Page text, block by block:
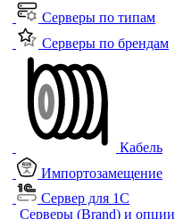
Серверы по типам
Серверы по брендам
Кабель
Импортозамещение
Сервер для 1С
Серверы (Brand) и опции